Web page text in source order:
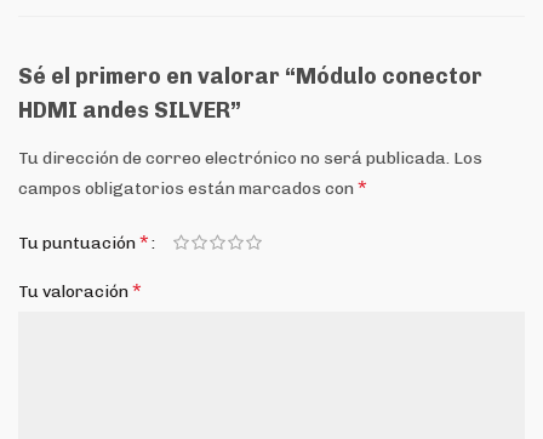
Sé el primero en valorar “Módulo conector
HDMI andes SILVER”
Tu dirección de correo electrónico no será publicada. Los
campos obligatorios están marcados con *
Tu puntuación*
Tu valoración*